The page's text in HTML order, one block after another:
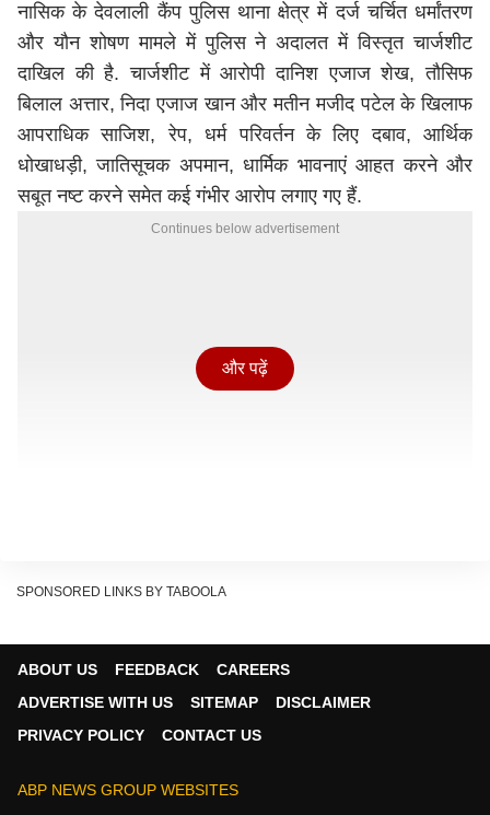
नासिक के देवलाली कैंप पुलिस थाना क्षेत्र में दर्ज चर्चित धर्मांतरण
और यौन शोषण मामले में पुलिस ने अदालत में विस्तृत चार्जशीट
दाखिल की है. चार्जशीट में आरोपी दानिश एजाज शेख, तौसिफ
बिलाल अत्तार, निदा एजाज खान और मतीन मजीद पटेल के खिलाफ
आपराधिक साजिश, रेप, धर्म परिवर्तन के लिए दबाव, आर्थिक
धोखाधड़ी, जातिसूचक अपमान, धार्मिक भावनाएं आहत करने और
सबूत नष्ट करने समेत कई गंभीर आरोप लगाए गए हैं.
Continues below advertisement
नौकरी दिलाने का भरोसा दिया और बाद में उसके साथ नजदीकी
और पढ़ें
SPONSORED LINKS BY TABOOLA
ABOUT US FEEDBACK
CAREERS
ADVERTISE WITH US
SITEMAP
DISCLAIMER
PRIVACY POLICY
CONTACT US
ABP NEWS GROUP WEBSITES